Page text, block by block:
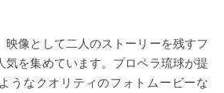
像として二人のストーリーを残すフ
気を集めています。プロペラ琉球が提
うなクオリティのフォトムービーな